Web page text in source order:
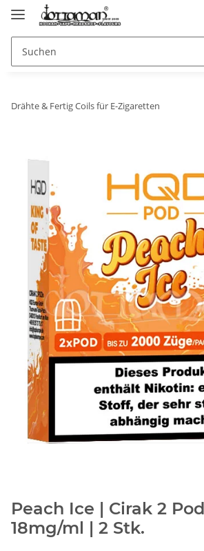
Drähte & Fertig Coils für E-Zigaretten
Peach Ice | Cirak 2
18mg/ml | 2 Stk.